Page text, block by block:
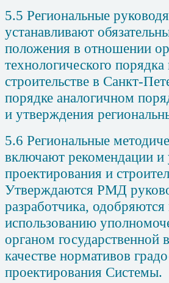
5.5 Региональные
устанавливают
положения в отношении
технологического
строительстве в Санкт-
порядке аналогичном
и утверждения
5.6 Региональные
включают рекомендации
проектирования и
Утверждаются РМД
разработчика,
использованию
органом государственной
качестве нормативов
проектирования Системы.